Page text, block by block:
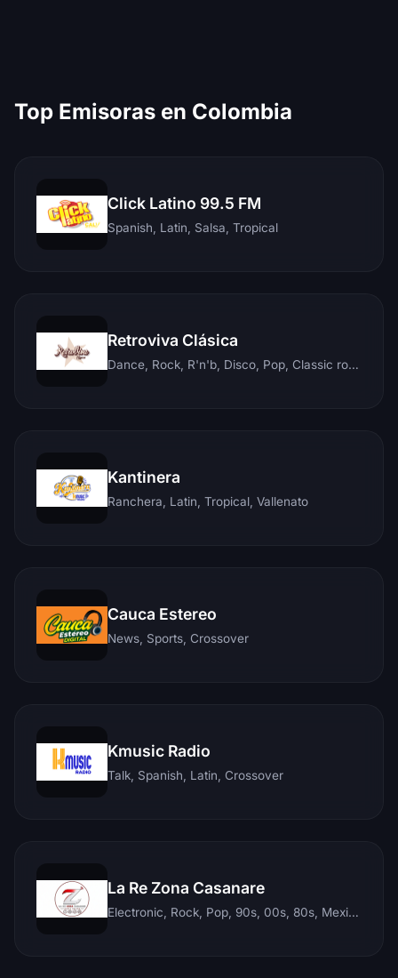
Top Emisoras en Colombia
Click Latino 99.5 FM
Spanish, Latin, Salsa, Tropical
Retroviva Clásica
Dance, Rock, R'n'b, Disco, Pop, Classic rock, Techno, Reggae
Kantinera
Ranchera, Latin, Tropical, Vallenato
Cauca Estereo
News, Sports, Crossover
Kmusic Radio
Talk, Spanish, Latin, Crossover
La Re Zona Casanare
Electronic, Rock, Pop, 90s, 00s, 80s, Mexican, Ranchera, Reggaeton, Instrumental, Salsa, Merengue, Tropical, Romantic, Vallenato, Llanera